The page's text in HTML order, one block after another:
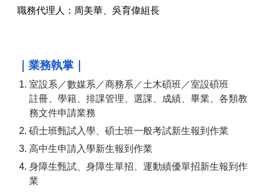
職務代理人： 周美華 、吳育偉組長
｜業務執掌｜
室設系／數媒系／商務系 ／土木碩班／室設碩班
註冊、學籍、排課管理 、選課、成績 、畢業、各類教
務文件申請業務
碩士班甄試入學、碩士班一般考試新生報到作業
高中生申請入學新生報到作業
身障生甄試、身障生單招 、運動績優單招新生報到作
業